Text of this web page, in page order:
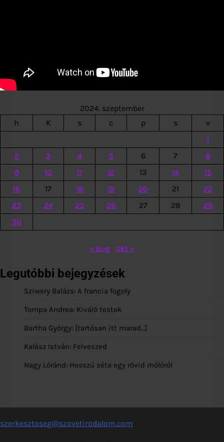
2024. szeptember
h
K s c p s
v
1
2
3 4 5 6 7
8
9
10 11 12 13 14
15
16
17 18 19 20 21
22
23
24 25 26 27 28
29
30
« aug okt »
Legutóbbi bejegyzések
Sziwery Balázs: A francia fogoly
Tompa Andrea: Kiváló testek
Bartha György: [tartósan itt marad…]
Kalász István: Felveszed
Nagy Lóránd: Hosszú séta egy rövid mólóról
szerkesztoseg@szovetirodalom.com